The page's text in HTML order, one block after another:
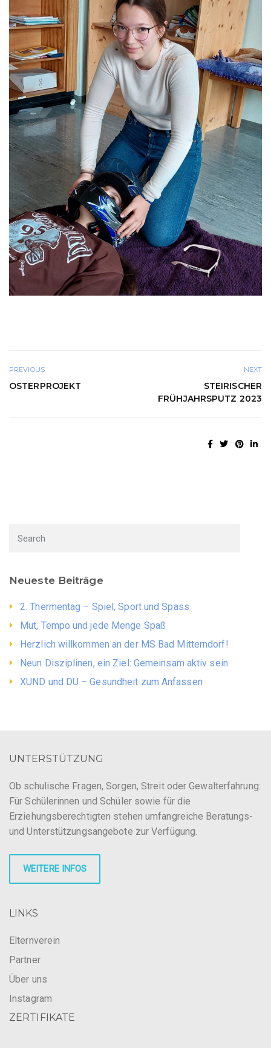
PREVIOUS
OSTERPROJEKT
NEXT
STEIRISCHER
FRÜHJAHRSPUTZ 2023
Neueste Beiträge
2. Thermentag – Spiel, Sport und Spass
Mut, Tempo und jede Menge Spaß
Herzlich willkommen an der MS Bad Mitterndorf!
Neun Disziplinen, ein Ziel: Gemeinsam aktiv sein
XUND und DU – Gesundheit zum Anfassen
UNTERSTÜTZUNG
Ob schulische Fragen, Sorgen, Streit oder Gewalterfahrung:
Für Schülerinnen und Schüler sowie für die
Erziehungsberechtigten stehen umfangreiche Beratungs-
und Unterstützungsangebote zur Verfügung.
WEITERE INFOS
LINKS
Elternverein
Partner
Über uns
Instagram
ZERTIFIKATE